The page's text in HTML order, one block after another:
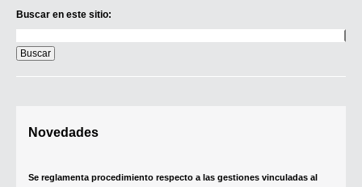
Buscar en este sitio:
en
este
sitio:
Novedades
Se reglamenta procedimiento respecto a las gestiones vinculadas al